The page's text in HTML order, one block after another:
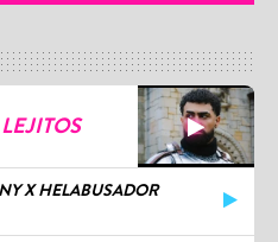
X HELABUSADOR